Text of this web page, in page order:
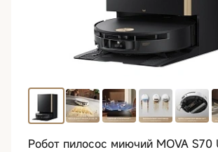
Робот пилосос миючий MOVA S70